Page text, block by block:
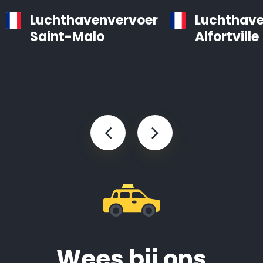
Luchthavenvervoer
Saint-Malo
Alfortville